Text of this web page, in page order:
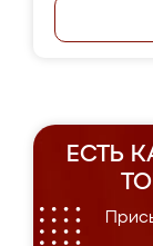
ЕСТЬ